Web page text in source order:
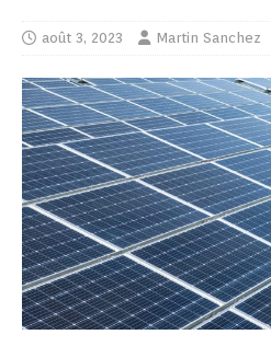
août 3, 2023 Martin Sanchez